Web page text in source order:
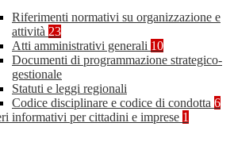
Riferimenti normativi su organizzazione e
attività 23
Atti amministrativi generali 10
Documenti di programmazione strategico-
gestionale
Statuti e leggi regionali
Codice disciplinare e codice di condotta 6
informativi per cittadini e imprese 1